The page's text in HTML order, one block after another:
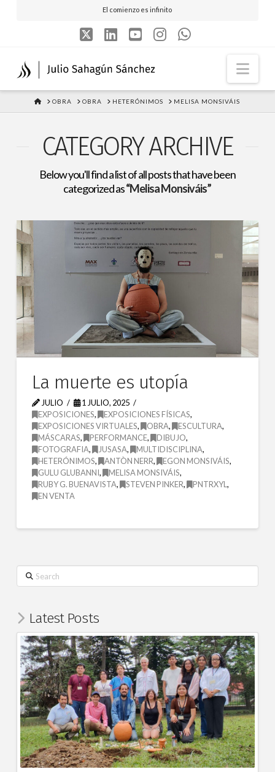
El comienzo es infinito
HOME
OBRA OBRA HETERÓNIMOS MELISA MONSIVÁIS
CATEGORY ARCHIVE
Below you'll find a list of all posts that have been
categorized as“Melisa Monsiváis”
La muerte es utopía
JULIO
1 JULIO, 2025
EXPOSICIONES, EXPOSICIONES FÍSICAS,
EXPOSICIONES VIRTUALES, OBRA, ESCULTURA,
MÁSCARAS, PERFORMANCE, DIBUJO,
FOTOGRAFIA, JUSASA, MULTIDISCIPLINA,
HETERÓNIMOS, ANTÒN NERR, EGON MONSIVÁIS,
GULU GLUBANNI, MELISA MONSIVÁIS,
RUBY G. BUENAVISTA, STEVEN PINKER, PNTRXYL ,
EN VENTA
Search
Latest Posts